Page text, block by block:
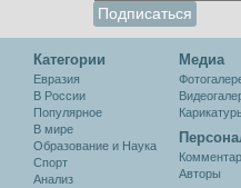
Категории
Евразия
В России
Популярное
В мире
Образование и Наука
Спорт
Анализ
Медиа
Авторы